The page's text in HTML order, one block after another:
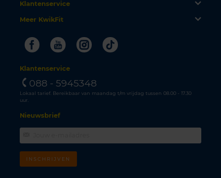
Klantenservice
Meer KwikFit
FacebookYoutubeInstagram
Tiktok
Klantenservice
088 - 5945348
Lokaal tarief. Bereikbaar van maandag t/m vrijdag tussen 08.00 - 17.30
uur.
Nieuwsbrief
INSCHRIJVEN